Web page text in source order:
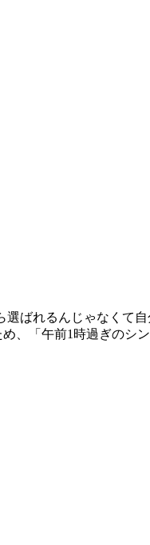
ばれるんじゃなくて
、「午前1時過ぎのシ